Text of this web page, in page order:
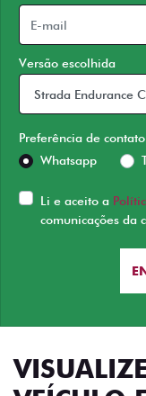
Versão escolhida
Preferência de
Whatsapp
Li e aceito a
comunicações da